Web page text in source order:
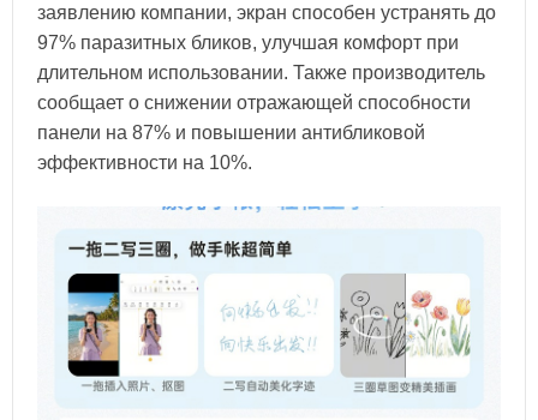
заявлению компании, экран способен устранять до
97% паразитных бликов, улучшая комфорт при
длительном использовании. Также производитель
сообщает о снижении отражающей способности
панели на 87% и повышении антибликовой
эффективности на 10%.